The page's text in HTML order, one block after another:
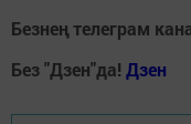
Безнең телеграм
Без "Дзен"да! Дзен